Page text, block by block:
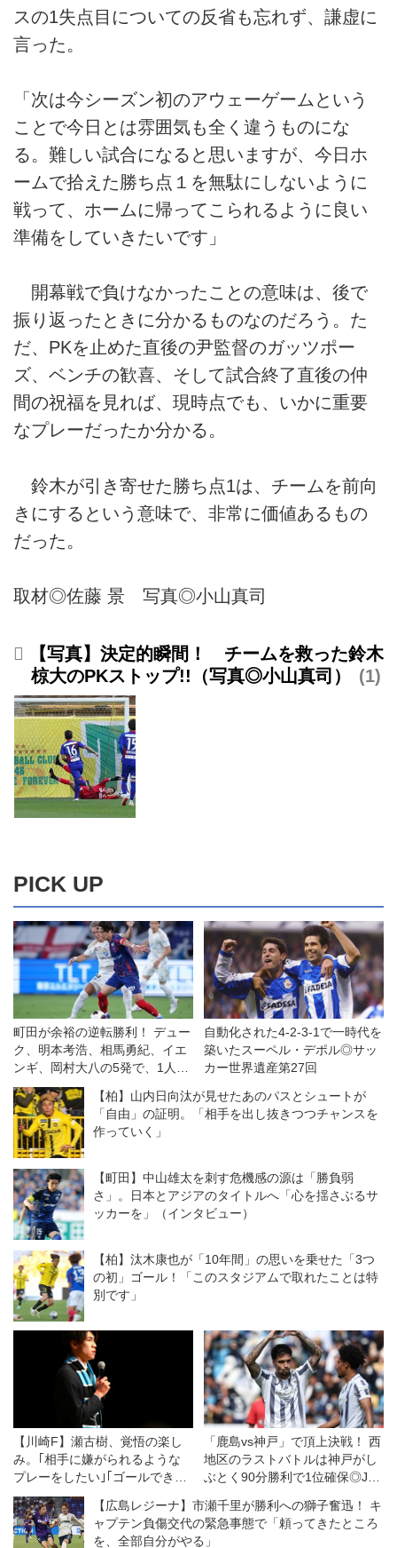
スの1失点目についての反省も忘れず、謙虚に
言った。
「次は今シーズン初のアウェーゲームという
ことで今日とは雰囲気も全く違うものにな
る。難しい試合になると思いますが、今日ホ
ームで拾えた勝ち点１を無駄にしないように
戦って、ホームに帰ってこられるように良い
準備をしていきたいです」
開幕戦で負けなかったことの意味は、後で
振り返ったときに分かるものなのだろう。た
だ、PKを止めた直後の尹監督のガッツポー
ズ、ベンチの歓喜、そして試合終了直後の仲
間の祝福を見れば、現時点でも、いかに重要
なプレーだったか分かる。
鈴木が引き寄せた勝ち点1は、チームを前向
きにするという意味で、非常に価値あるもの
だった。
取材◎佐藤 景 写真◎小山真司
【写真】決定的瞬間！ チームを救った鈴木
椋大のPKストップ!!（写真◎小山真司）
1
PICK UP
町田が余裕の逆転勝利！ デュー
ク、明本考浩、相馬勇紀、イエ
ンギ、岡村大八の5発で、1人少
ないFC東京をひっくり返す◎J1
第1節
自動化された4-2-3-1で一時代を
築いたスーペル・デポル◎サッ
カー世界遺産第27回
【柏】山内日向汰が見せたあのパスとシュートが
「自由」の証明。「相手を出し抜きつつチャンスを
作っていく」
【町田】中山雄太を刺す危機感の源は「勝負弱
さ」。日本とアジアのタイトルへ「心を揺さぶるサ
ッカーを」（インタビュー）
【柏】汰木康也が「10年間」の思いを乗せた「3つ
の初」ゴール！「このスタジアムで取れたことは特
別です」
【川崎F】瀬古樹、覚悟の楽し
み。｢相手に嫌がられるような
プレーをしたい｣｢ゴールできる
選手になりたい｣
「鹿島vs神戸」で頂上決戦！ 西
地区のラストバトルは神戸がし
ぶとく90分勝利で1位確保◎J1
【広島レジーナ】市瀬千里が勝利への獅子奮迅！ キ
ャプテン負傷交代の緊急事態で「頼ってきたところ
を、全部自分がやる」